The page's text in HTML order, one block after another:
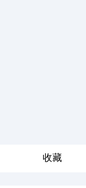
收藏